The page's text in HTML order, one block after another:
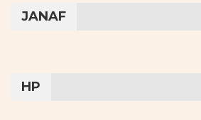
JANAF
HP